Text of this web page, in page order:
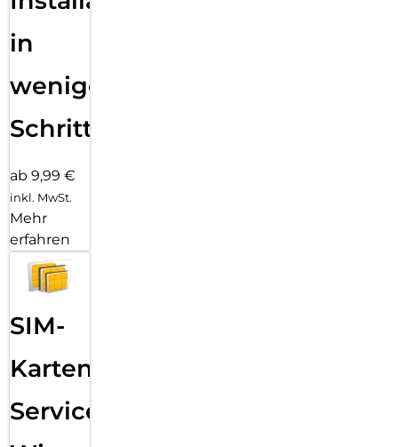
in
wenigen
Schritten
ab 9,99 €
inkl. MwSt.
Mehr
erfahren
SIM-
Karten
Service: